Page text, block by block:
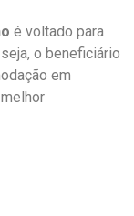
é voltado para
o beneficiário
em